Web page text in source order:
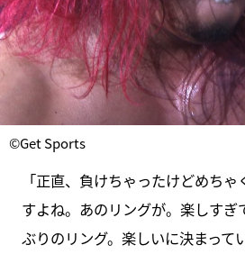
©Get Sports
「正直、負けちゃったけどめち
すよね。あのリングが。楽しすぎ
ぶりのリング。楽しいに決まって